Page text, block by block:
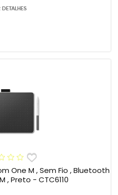
DETALHES
One M , Sem Fio , Bluetooth
, Preto - CTC6110